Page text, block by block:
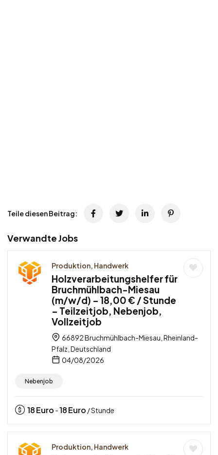
Teile diesen Beitrag:
Verwandte Jobs
Produktion, Handwerk
Holzverarbeitungshelfer für
Bruchmühlbach-Miesau
(m/w/d) – 18,00 € / Stunde
– Teilzeitjob, Nebenjob,
Vollzeitjob
66892 Bruchmühlbach-Miesau, Rheinland-
Pfalz, Deutschland
04/08/2026
Nebenjob
18Euro -18Euro / Stunde
Produktion, Handwerk